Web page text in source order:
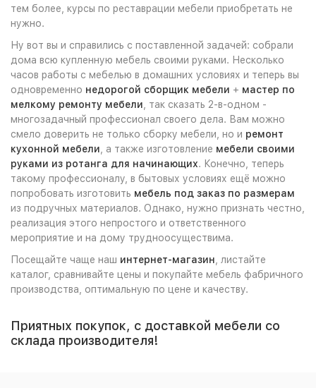
тем более, курсы по реставрации мебели приобретать не
нужно.
Ну вот вы и справились с поставленной задачей: собрали
дома всю купленную мебель своими руками. Несколько
часов работы с мебелью в домашних условиях и теперь вы
одновременно недорогой сборщик мебели + мастер по
мелкому ремонту мебели , так сказать 2-в-одном -
многозадачный профессионал своего дела. Вам можно
смело доверить не только сборку мебели, но и ремонт
кухонной мебели , а также изготовление мебели своими
руками из ротанга для начинающих. Конечно, теперь
такому профессионалу, в бытовых условиях ещё можно
попробовать изготовить мебель под заказ по размерам
из подручных материалов. Однако, нужно признать честно,
реализация этого непростого и ответственного
мероприятие и на дому трудноосуществима.
Посещайте чаще наш интернет-магазин , листайте
каталог, сравнивайте цены и покупайте мебель фабричного
производства, оптимальную по цене и качеству.
Приятных покупок, с доставкой мебели со
склада производителя!